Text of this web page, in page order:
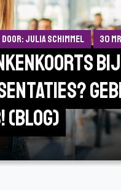
Door: Julia Schimmel 30
bij
(Blog)